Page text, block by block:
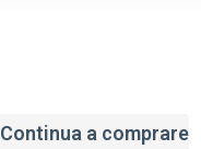
Continua a comprare